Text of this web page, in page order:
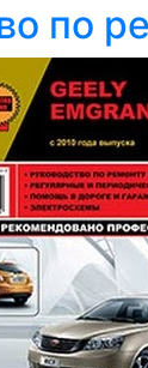
по